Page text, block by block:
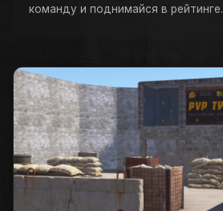
команду и поднимайся в рейтинге.